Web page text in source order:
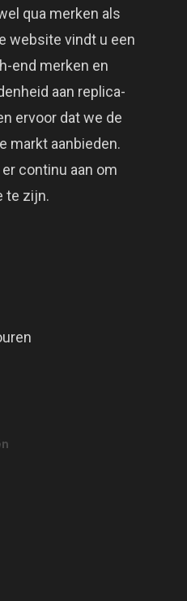
qua merken als
website vindt u een
end merken en
aan replica-
ervoor dat we de
markt aanbieden.
continu aan om
te zijn.